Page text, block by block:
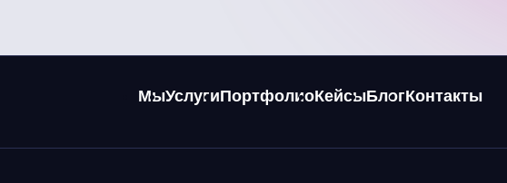
МыУслугиПортфолиоКейсыБлогКонтакты